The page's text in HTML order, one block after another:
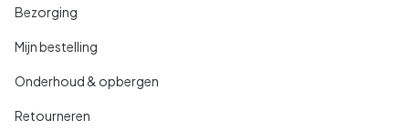
Bezorging
Mijn bestelling
Onderhoud & opbergen
Retourneren